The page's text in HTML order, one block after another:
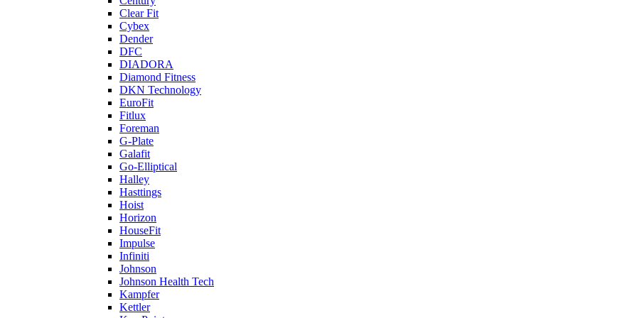
Clear Fit
Cybex
Dender
DFC
DIADORA
Diamond Fitness
DKN Technology
EuroFit
Fitlux
Foreman
G-Plate
Galafit
Go-Elliptical
Halley
Hasttings
Hoist
Horizon
HouseFit
Impulse
Infiniti
Johnson
Johnson Health Tech
Kampfer
Kettler